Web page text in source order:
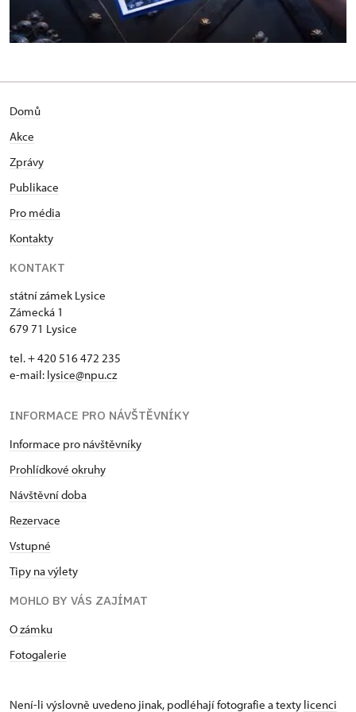
Domů
Akce
Zprávy
Publikace
Pro média
Kontakty
KONTAKT
státní zámek Lysice
Zámecká 1
679 71 Lysice
tel. + 420 516 472 235
e-mail: ​lysice@npu.cz
INFORMACE PRO NÁVŠTĚVNÍKY
Informace pro návštěvníky
Prohlídkové okruhy
Návštěvní doba
Rezervace
Vstupné
Tipy na výlety
MOHLO BY VÁS ZAJÍMAT
O zámku
Fotogalerie
Není-li výslovně uvedeno jinak, podléhají fotografie a texty licenci